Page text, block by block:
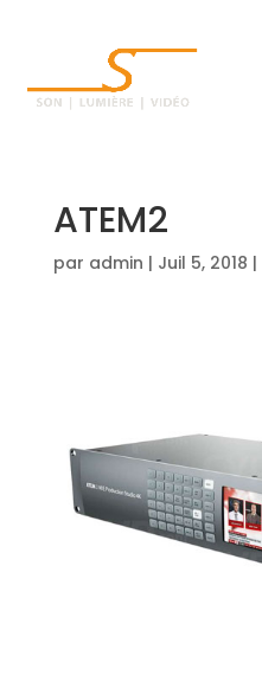
ATEM2
par admin | Juil 5, 2018 |